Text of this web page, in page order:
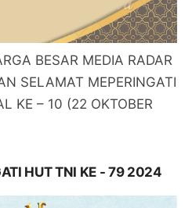
BESAR MEDIA RADAR
SELAMAT MEPERINGATI
KE – 10 (22 OKTOBER
HUT TNI KE - 79 2024